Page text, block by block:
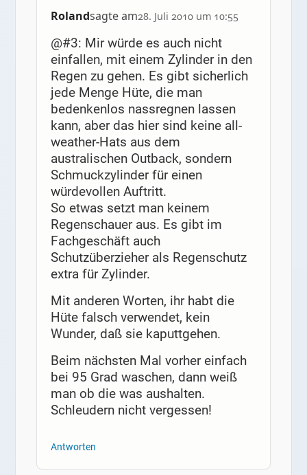
Rolandsagte am28. Juli 2010 um 10:55
@#3: Mir würde es auch nicht
einfallen, mit einem Zylinder in den
Regen zu gehen. Es gibt sicherlich
jede Menge Hüte, die man
bedenkenlos nassregnen lassen
kann, aber das hier sind keine all-
weather-Hats aus dem
australischen Outback, sondern
Schmuckzylinder für einen
würdevollen Auftritt.
So etwas setzt man keinem
Regenschauer aus. Es gibt im
Fachgeschäft auch
Schutzüberzieher als Regenschutz
extra für Zylinder.
Mit anderen Worten, ihr habt die
Hüte falsch verwendet, kein
Wunder, daß sie kaputtgehen.
Beim nächsten Mal vorher einfach
bei 95 Grad waschen, dann weiß
man ob die was aushalten.
Schleudern nicht vergessen!
Antworten